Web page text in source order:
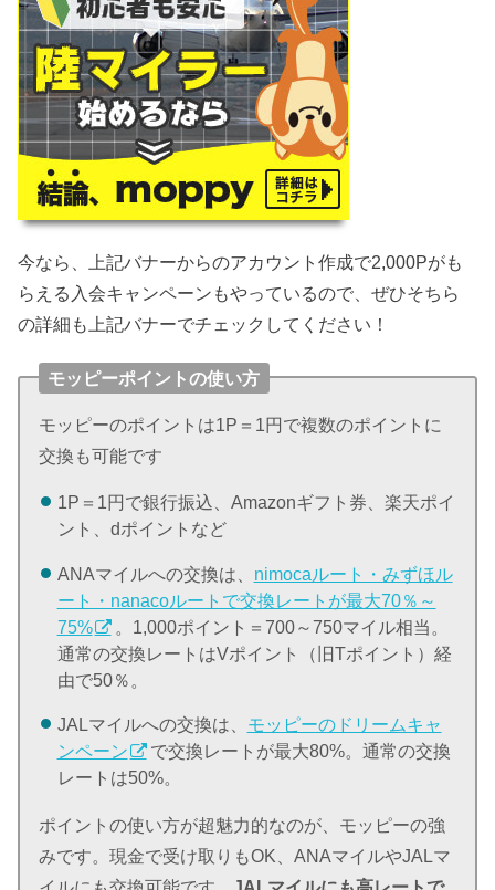
今なら、上記バナーからのアカウント作成で2,000Pがも
らえる入会キャンペーンもやっているので、ぜひそちら
の詳細も上記バナーでチェックしてください！
モッピーポイントの使い方
モッピーのポイントは1P＝1円で複数のポイントに
交換も可能です
1P＝1円で銀行振込、Amazonギフト券、楽天ポイ
ント、dポイントなど
ANAマイルへの交換は、 nimocaルート・みずほル
ート・nanacoルートで交換レートが最大70％～
75%
。1,000ポイント＝700～750マイル相当。
通常の交換レートはVポイント（旧Tポイント）経
由で50％。
JALマイルへの交換は、 モッピーのドリームキャ
ンペーン
で交換レートが最大80%。通常の交換
レートは50%。
ポイントの使い方が超魅力的なのが、モッピーの強
みです。現金で受け取りもOK、ANAマイルやJALマ